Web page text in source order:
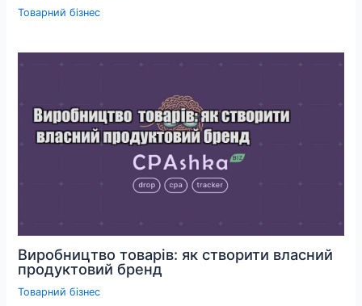
Товарний бізнес
Виробництво товарів: як створити власний
продуктовий бренд
Товарний бізнес